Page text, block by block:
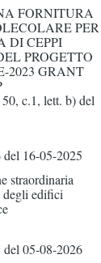
FORNITURA
PER
DI CEPPI
PROGETTO
2023 GRANT
c.1, lett. b) del
del 16-05-2025
straordinaria
degli edifici
del 05-08-2026